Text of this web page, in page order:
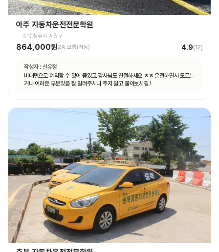
아주 자동차운전전문학원
충북 청주시 서원구
864,000원 2종 보통(자동) 4.9(12)
작성자 : 신유정
비대면으로 예약할 수 있어 좋았고 강사님도 친절하세요 ㅎㅎ 운전하면서 모르는
거나 어려운 부분있음 잘 알려주시니 주저 말고 물어보시길 !